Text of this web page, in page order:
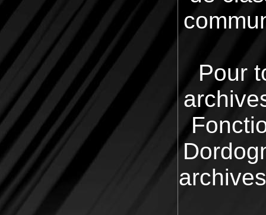
Pour